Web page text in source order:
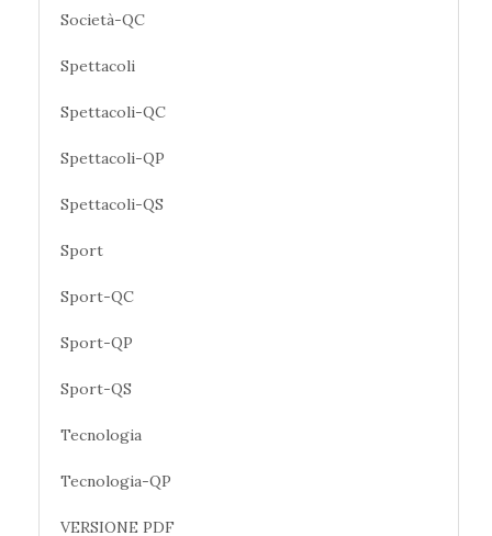
Società-QC
Spettacoli
Spettacoli-QC
Spettacoli-QP
Spettacoli-QS
Sport
Sport-QC
Sport-QP
Sport-QS
Tecnologia
Tecnologia-QP
VERSIONE PDF